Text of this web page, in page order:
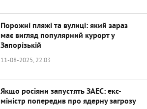
Порожні пляжі та вулиці: який зараз
має вигляд популярний курорт у
Запорізькій
11-08-2025, 22:03
Якщо росіяни запустять ЗАЕС: екс-
міністр попередив про ядерну загрозу